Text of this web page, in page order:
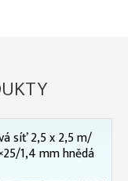
síť 2,5 x 2,5 m/
1,4 mm hnědá